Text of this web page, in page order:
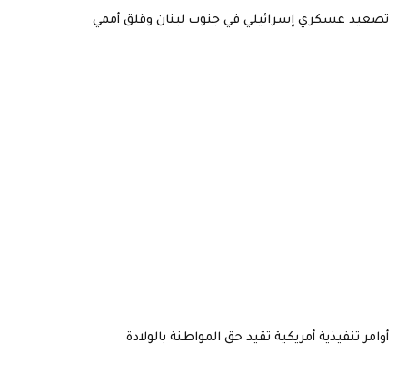
تصعيد عسكري إسرائيلي في جنوب لبنان وقلق أممي
أوامر تنفيذية أمريكية تقيد حق المواطنة بالولادة